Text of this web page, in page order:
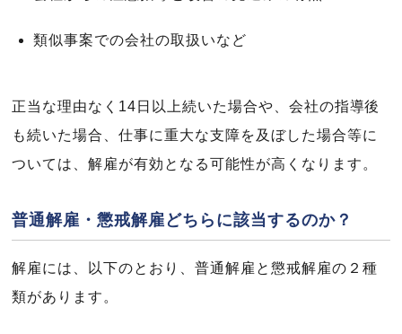
類似事案での会社の取扱いなど
正当な理由なく14日以上続いた場合や、会社の指導後
も続いた場合、仕事に重大な支障を及ぼした場合等に
ついては、解雇が有効となる可能性が高くなります。
普通解雇・懲戒解雇どちらに該当するのか？
解雇には、以下のとおり、普通解雇と懲戒解雇の２種
類があります。